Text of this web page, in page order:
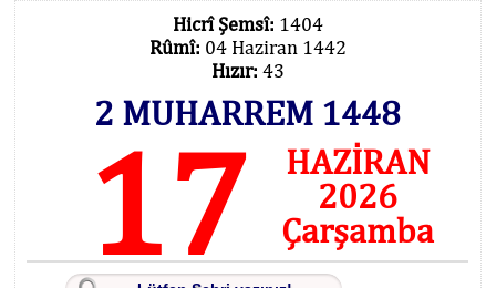
Hicrî Şemsî: 1404
Rûmî: 04 Haziran 1442
Hızır: 43
2 MUHARREM 1448
17
HAZİRAN
2026
Çarşamba